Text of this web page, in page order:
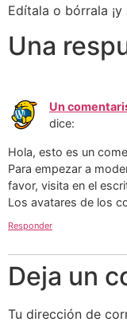
Edítala o bórrala
Una
Un
dice:
Hola, esto es un
Para empezar a
favor, visita en el
Los avatares de los
Responder
Deja un
Tu dirección de